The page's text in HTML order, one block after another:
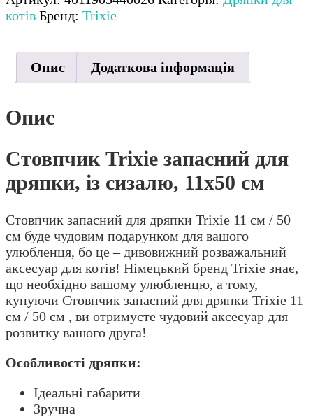
дряпки,
11х50
котів Бренд: Trixie
Опис Додаткова інформація
Опис
Стовпчик Trixie запасний для
дряпки, із сизалю, 11х50 см
Стовпчик запасний для дряпки Trixie 11 см / 50
см буде чудовим подарунком для вашого
улюбленця, бо це – дивовижний розважальний
аксесуар для котів! Німецький бренд Trixie знає,
що необхідно вашому улюбленцю, а тому,
купуючи Стовпчик запасний для дряпки Trixie 11
см / 50 см , ви отримуєте чудовий аксесуар для
розвитку вашого друга!
Особливості дряпки:
Ідеальні габарити
Зручна